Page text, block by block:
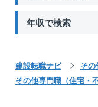
年収で検索
建設転職ナビ
その
その他専門職（住宅・